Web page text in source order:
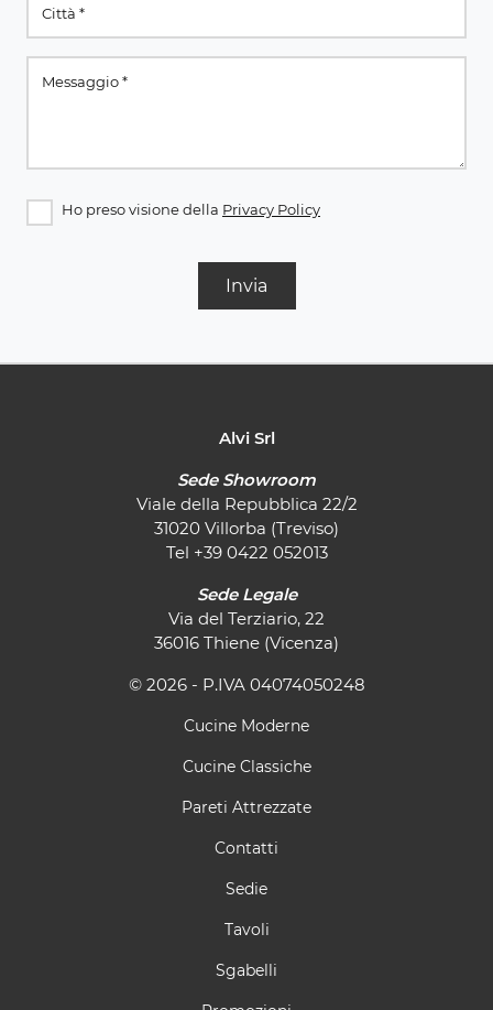
Ho preso visione della Privacy Policy
Invia
Alvi Srl
Sede Showroom
Viale della Repubblica 22/2
31020 Villorba (Treviso)
Tel +39 0422 052013
Sede Legale
Via del Terziario, 22
36016 Thiene (Vicenza)
© 2026 - P.IVA 04074050248
Cucine Moderne
Cucine Classiche
Pareti Attrezzate
Contatti
Sedie
Tavoli
Sgabelli